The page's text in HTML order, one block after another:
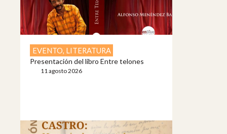
EVENTO, LITERATURA
Presentación del libro Entre telones
11 agosto 2026